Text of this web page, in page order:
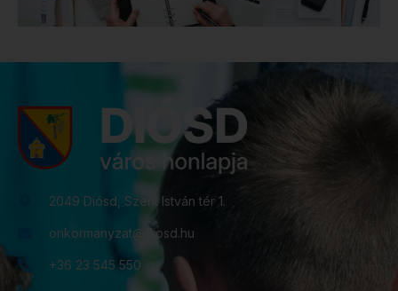
2049 Diósd, Szent István tér 1.
onkormanyzat@diosd.hu
+36 23 545 550